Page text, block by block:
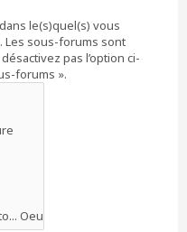
le(s)quel(s) vous
Les sous-forums sont
pas l’option ci-
forums ».